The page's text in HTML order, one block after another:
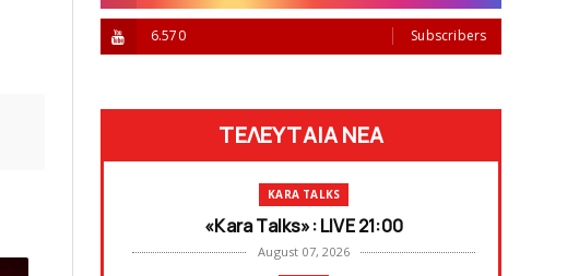
6.570 Subscribers
ΤΕΛΕΥΤΑΙΑ ΝΕΑ
KARA TALKS
«Kara Talks»: LIVE 21:00
August 07, 2026